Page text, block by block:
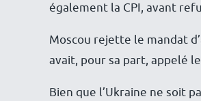
également la CPI, avant
Moscou rejette le mandat
avait, pour sa part, appelé
Bien que l’Ukraine ne soit